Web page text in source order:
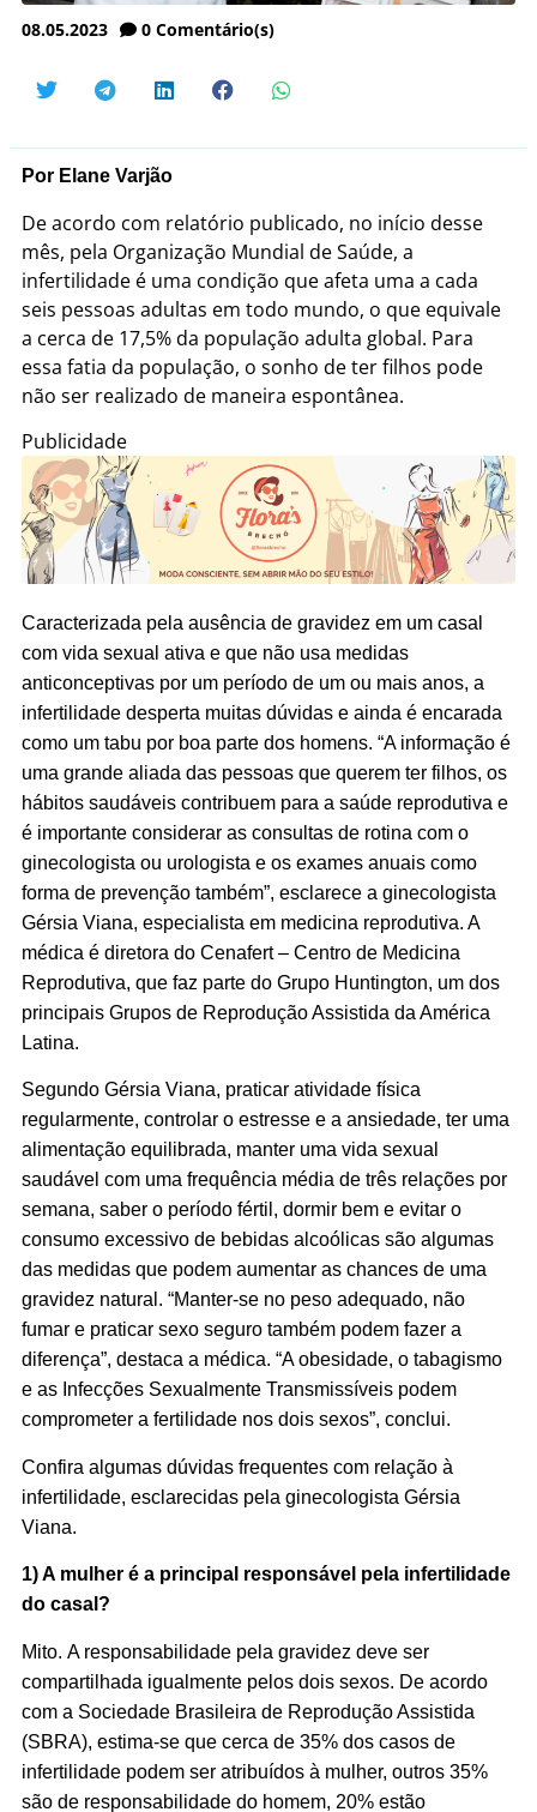
08.05.2023 0 Comentário(s)
Por Elane Varjão
De acordo com relatório publicado, no início desse
mês, pela Organização Mundial de Saúde, a
infertilidade é uma condição que afeta uma a cada
seis pessoas adultas em todo mundo, o que equivale
a cerca de 17,5% da população adulta global. Para
essa fatia da população, o sonho de ter filhos pode
não ser realizado de maneira espontânea.
Publicidade
Caracterizada pela ausência de gravidez em um casal
com vida sexual ativa e que não usa medidas
anticonceptivas por um período de um ou mais anos, a
infertilidade desperta muitas dúvidas e ainda é encarada
como um tabu por boa parte dos homens. “A informação é
uma grande aliada das pessoas que querem ter filhos, os
hábitos saudáveis contribuem para a saúde reprodutiva e
é importante considerar as consultas de rotina com o
ginecologista ou urologista e os exames anuais como
forma de prevenção também”, esclarece a ginecologista
Gérsia Viana, especialista em medicina reprodutiva. A
médica é diretora do Cenafert – Centro de Medicina
Reprodutiva, que faz parte do Grupo Huntington, um dos
principais Grupos de Reprodução Assistida da América
Latina.
Segundo Gérsia Viana, praticar atividade física
regularmente, controlar o estresse e a ansiedade, ter uma
alimentação equilibrada, manter uma vida sexual
saudável com uma frequência média de três relações por
semana, saber o período fértil, dormir bem e evitar o
consumo excessivo de bebidas alcoólicas são algumas
das medidas que podem aumentar as chances de uma
gravidez natural. “Manter-se no peso adequado, não
fumar e praticar sexo seguro também podem fazer a
diferença”, destaca a médica. “A obesidade, o tabagismo
e as Infecções Sexualmente Transmissíveis podem
comprometer a fertilidade nos dois sexos”, conclui.
Confira algumas dúvidas frequentes com relação à
infertilidade, esclarecidas pela ginecologista Gérsia
Viana.
1) A mulher é a principal responsável pela infertilidade
do casal?
Mito. A responsabilidade pela gravidez deve ser
compartilhada igualmente pelos dois sexos. De acordo
com a Sociedade Brasileira de Reprodução Assistida
(SBRA), estima-se que cerca de 35% dos casos de
infertilidade podem ser atribuídos à mulher, outros 35%
são de responsabilidade do homem, 20% estão